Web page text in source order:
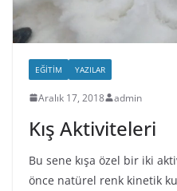
EĞITIM YAZILAR
Aralık 17, 2018 admin
Kış Aktiviteleri
Bu sene kışa özel bir iki
önce natürel renk kinetik